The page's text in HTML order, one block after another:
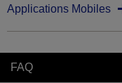
Applications Mobiles
FAQ